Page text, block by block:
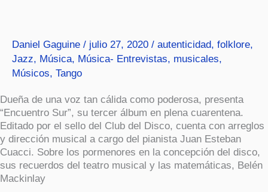
Daniel Gaguine / julio 27, 2020 / autenticidad, folklore,
Jazz, Música, Música- Entrevistas, musicales,
Músicos, Tango
Dueña de una voz tan cálida como poderosa, presenta
“Encuentro Sur”, su tercer álbum en plena cuarentena.
Editado por el sello del Club del Disco, cuenta con arreglos
y dirección musical a cargo del pianista Juan Esteban
Cuacci. Sobre los pormenores en la concepción del disco,
sus recuerdos del teatro musical y las matemáticas, Belén
Mackinlay
urbana